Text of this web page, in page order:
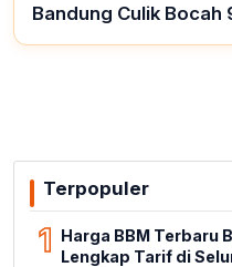
Bandung Culik Bocah
Terpopuler
1 Harga BBM Terbaru
Lengkap Tarif di